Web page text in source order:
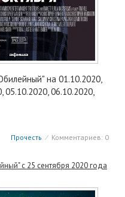
на 01.10.2020,
05.10.2020, 06.10.2020,
Прочесть ⁄ Комментариев: 0
c 25 сентября 2020 года